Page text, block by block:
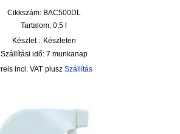
Cikkszám: BAC500DL
Tartalom: 0,5 l
Készlet : Készleten
Szállítási idő: 7 munkanap
incl. VAT plusz Szállítás